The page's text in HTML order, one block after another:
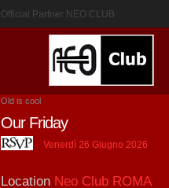
Official Partner NEO CLUB
Old is cool
Our Friday
Venerdì 26 Giugno 2026
Location Neo Club ROMA